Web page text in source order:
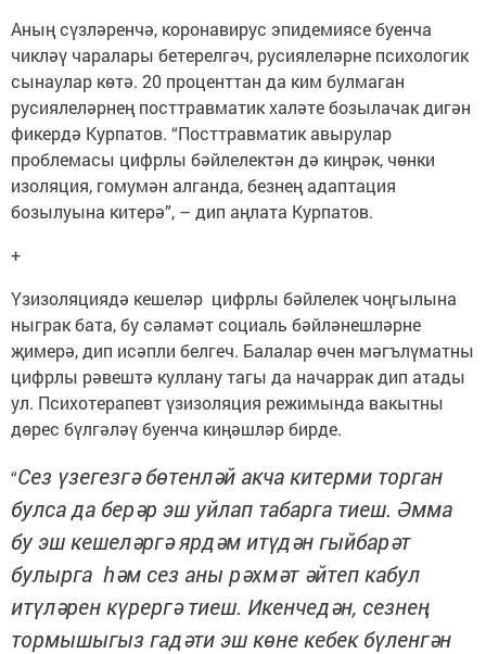
Аның сүзләренчә, коронавирус эпидемиясе буенча
чикләү чаралары бетерелгәч, русиялеләрне психологик
сынаулар көтә. 20 проценттан да ким булмаган
русиялеләрнең посттравматик халәте бозылачак дигән
фикердә Курпатов. “Посттравматик авырулар
проблемасы цифрлы бәйлелектән дә киңрәк, чөнки
изоляция, гомумән алганда, безнең адаптация
бозылуына китерә”, – дип аңлата Курпатов.
+
Үзизоляциядә кешеләр цифрлы бәйлелек чоңгылына
ныграк бата, бу сәламәт социаль бәйләнешләрне
җимерә, дип исәпли белгеч. Балалар өчен мәгълүматны
цифрлы рәвештә куллану тагы да начаррак дип атады
ул. Психотерапевт үзизоляция режимында вакытны
дөрес бүлгәләү буенча киңәшләр бирде.
“Сез үзегезгә бөтенләй акча китерми торган
булса да берәр эш уйлап табарга тиеш. Әмма
бу эш кешеләргә ярдәм итүдән гыйбарәт
булырга һәм сез аны рәхмәт әйтеп кабул
итүләрен күрергә тиеш. Икенчедән, сезнең
тормышыгыз гадәти эш көне кебек бүленгән